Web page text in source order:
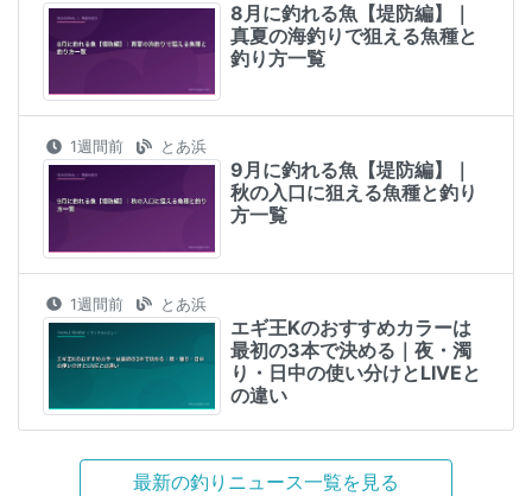
8月に釣れる魚【堤防編】｜
真夏の海釣りで狙える魚種と
釣り方一覧
1週間前 とあ浜
9月に釣れる魚【堤防編】｜
秋の入口に狙える魚種と釣り
方一覧
1週間前 とあ浜
エギ王Kのおすすめカラーは
最初の3本で決める｜夜・濁
り・日中の使い分けとLIVEと
の違い
最新の釣りニュース一覧を見る